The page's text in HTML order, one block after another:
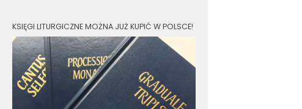
KSIĘGI LITURGICZNE MOŻNA JUŻ KUPIĆ W POLSCE!